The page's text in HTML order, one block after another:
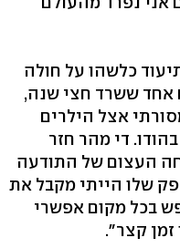
כלשהו על חולה
אחד ששרד חצי שנה,
אצל הילרים
די מהר חזר
העצום של התודעה
שלו הייתי מקבל את
בכל מקום אפשרי
קצר‭."‬